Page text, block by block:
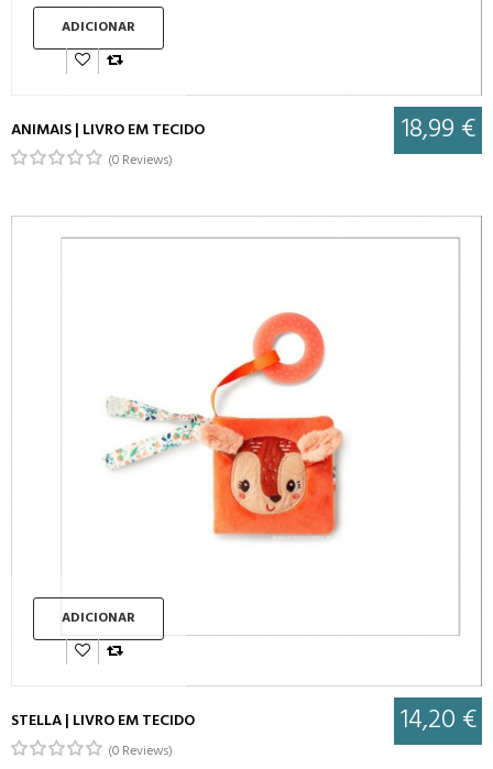
ADICIONAR
ANIMAIS | LIVRO EM TECIDO 18,99 €
(0 Reviews)
ADICIONAR
STELLA | LIVRO EM TECIDO 14,20 €
(0 Reviews)